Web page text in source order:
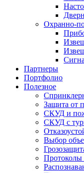
Охранно-
Партнеры
Портфолио
Полезное
Защита от
СКУД и
СКУД с
Выбор